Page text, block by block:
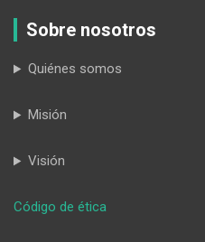
Sobre nosotros
Quiénes somos
Misión
Visión
Código de ética